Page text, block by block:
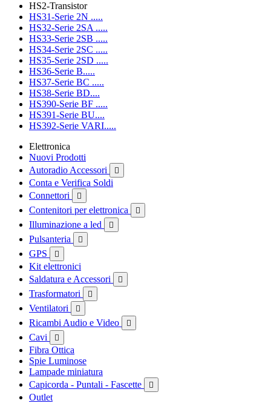
HS2-Transistor
HS31-Serie 2N .....
HS32-Serie 2SA .....
HS33-Serie 2SB .....
HS34-Serie 2SC .....
HS35-Serie 2SD .....
HS36-Serie B.....
HS37-Serie BC .....
HS38-Serie BD....
HS390-Serie BF .....
HS391-Serie BU....
HS392-Serie VARI.....
Elettronica
Nuovi Prodotti
Autoradio Accessori

Conta e Verifica Soldi
Connettori

Contenitori per elettronica 
Illuminazione a led 
Pulsanteria 
GPS 
Kit elettronici
Saldatura e Accessori

Trasformatori 
Ventilatori 
Ricambi Audio e Video 
Cavi 
Fibra Ottica
Spie Luminose
Lampade miniatura
Capicorda - Puntali - Fascette

Outlet